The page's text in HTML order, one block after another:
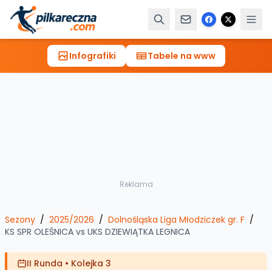
Infografiki Tabele na www
Reklama
Sezony / 2025/2026 / Dolnośląska Liga Młodziczek gr. F /
KS SPR OLEŚNICA vs UKS DZIEWIĄTKA LEGNICA
II Runda • Kolejka 3